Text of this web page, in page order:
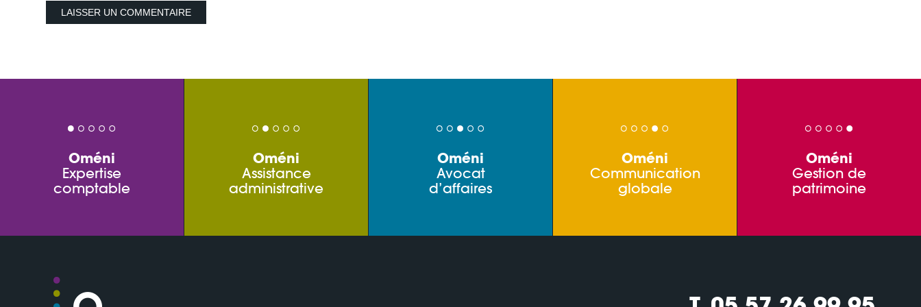
Oméni
Expertise
comptable
Oméni
Assistance
administrative
Oméni
Avocat
d’affaires
Oméni
Communication
globale
Oméni
Gestion de
patrimoine